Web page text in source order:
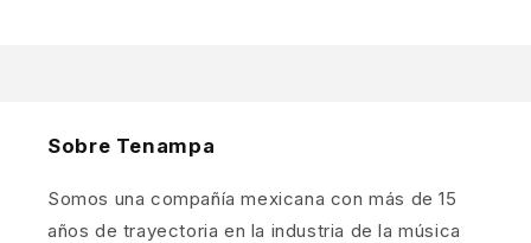
Sobre Tenampa
Somos una compañía mexicana con más de 15
años de trayectoria en la industria de la música